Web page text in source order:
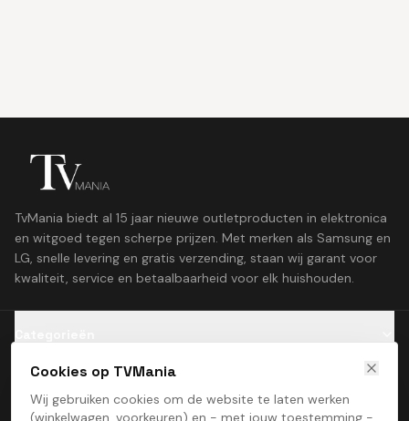
Cookies op TVMania
Wij gebruiken cookies om de website te laten werken
(winkelwagen, voorkeuren) en - met jouw toestemming -
TvMania biedt al 15 jaar nieuwe outletproducten in elektronica
en witgoed tegen scherpe prijzen. Met merken als Samsung en
LG, snelle levering en gratis verzending, staan wij garant voor
kwaliteit, service en betaalbaarheid voor elk huishouden.
Klantenservice